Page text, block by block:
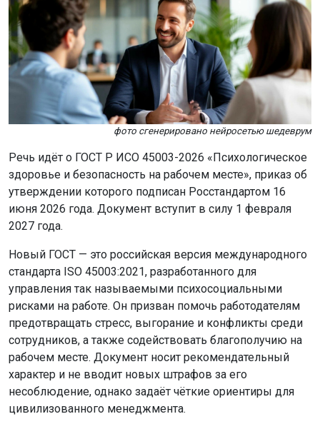
фото сгенерировано нейросетью шедеврум
Речь идёт о ГОСТ Р ИСО 45003-2026 «Психологическое
здоровье и безопасность на рабочем месте», приказ об
утверждении которого подписан Росстандартом 16
июня 2026 года. Документ вступит в силу 1 февраля
2027 года.
Новый ГОСТ — это российская версия международного
стандарта ISO 45003:2021, разработанного для
управления так называемыми психосоциальными
рисками на работе. Он призван помочь работодателям
предотвращать стресс, выгорание и конфликты среди
сотрудников, а также содействовать благополучию на
рабочем месте. Документ носит рекомендательный
характер и не вводит новых штрафов за его
несоблюдение, однако задаёт чёткие ориентиры для
цивилизованного менеджмента.